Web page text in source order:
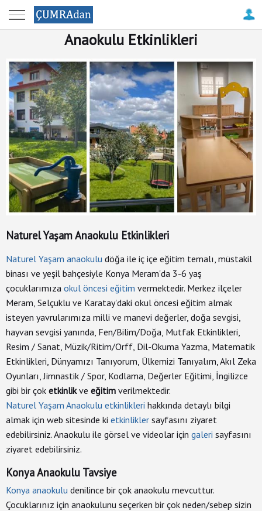
Anasayfa
Haberleri
Çatalhöyük
Antik
Kenti
Firma
Rehberi
Resimler
ile
-
Reklam
Çumra'da
Okullar
Çumra
Hava
Durumu
Çumra
Sağlık
Ocakları
Bugün
Nöbetçi
Eczane
Anaokulu Etkinlikleri
Naturel Yaşam Anaokulu Etkinlikleri
Naturel Yaşam anaokulu döğa ile iç içe eğitim temalı, müstakil
binası ve yeşil bahçesiyle Konya Meram'da 3-6 yaş
çocuklarımıza okul öncesi eğitim vermektedir. Merkez ilçeler
Meram, Selçuklu ve Karatay'daki okul öncesi eğitim almak
isteyen yavrularımıza milli ve manevi değerler, doğa sevgisi,
hayvan sevgisi yanında, Fen/Bilim/Doğa, Mutfak Etkinlikleri,
Resim / Sanat, Müzik/Ritim/Orff, Dil-Okuma Yazma, Matematik
Etkinlikleri, Dünyamızı Tanıyorum, Ülkemizi Tanıyalım, Akıl Zeka
Oyunları, Jimnastik / Spor, Kodlama, Değerler Eğitimi, İngilizce
gibi bir çok etkinlikve eğitim verilmektedir.
Naturel Yaşam Anaokulu etkinlikleri hakkında detaylı bilgi
almak için web sitesinde ki etkinlikler sayfasını ziyaret
edebilirsiniz. Anaokulu ile görsel ve videolar için galeri sayfasını
ziyaret edebilirsiniz.
Konya Anaokulu Tavsiye
Konya anaokulu denilince bir çok anaokulu mevcuttur.
Çocuklarınız için anaokulunu seçerken bir çok neden/sebep sizin